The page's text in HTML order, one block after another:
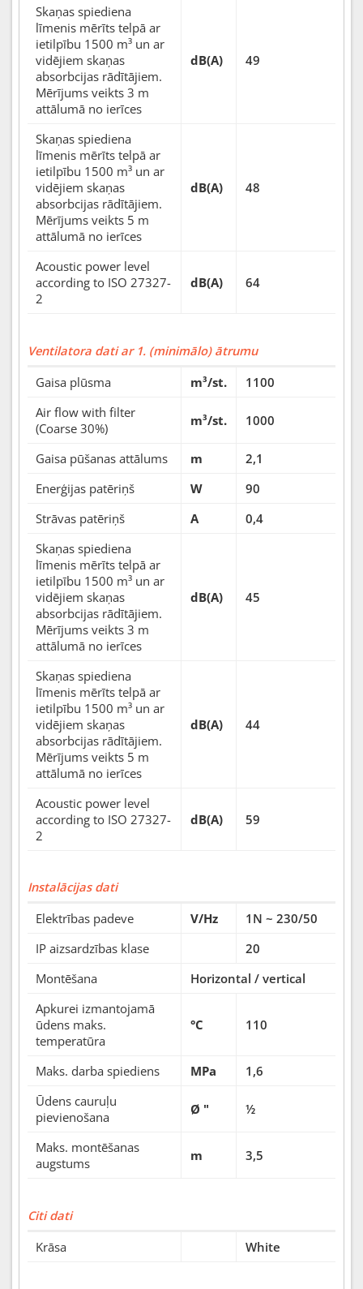
Skaņas spiediena
līmenis mērīts telpā ar
ietilpību 1500 m³ un ar
vidējiem skaņas
absorbcijas rādītājiem.
Mērījums veikts 3 m
attālumā no ierīces
dB(A) 49
Skaņas spiediena
līmenis mērīts telpā ar
ietilpību 1500 m³ un ar
vidējiem skaņas
absorbcijas rādītājiem.
Mērījums veikts 5 m
attālumā no ierīces
dB(A) 48
Acoustic power level
according to ISO 27327-
2
dB(A) 64
Ventilatora dati ar 1. (minimālo) ātrumu
Gaisa plūsma
m³/st.
1100
Air flow with filter
(Coarse 30%)
m³/st. 1000
Gaisa pūšanas attālums m
2,1
Enerģijas patēriņš
W
90
Strāvas patēriņš
A
0,4
Skaņas spiediena
līmenis mērīts telpā ar
ietilpību 1500 m³ un ar
vidējiem skaņas
absorbcijas rādītājiem.
Mērījums veikts 3 m
attālumā no ierīces
dB(A) 45
Skaņas spiediena
līmenis mērīts telpā ar
ietilpību 1500 m³ un ar
vidējiem skaņas
absorbcijas rādītājiem.
Mērījums veikts 5 m
attālumā no ierīces
dB(A) 44
Acoustic power level
according to ISO 27327-
2
dB(A) 59
Instalācijas dati
Elektrības padeve
V/Hz
1N ~ 230/50
IP aizsardzības klase
20
Montēšana
Horizontal / vertical
Apkurei izmantojamā
ūdens maks.
temperatūra
°C 110
Maks. darba spiediens MPa
1,6
Ūdens cauruļu
pievienošana
Ø " ½
Maks. montēšanas
augstums
m 3,5
Citi dati
Krāsa
White